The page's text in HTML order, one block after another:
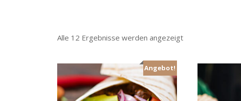
Alle 12 Ergebnisse werden angezeigt
Angebot!